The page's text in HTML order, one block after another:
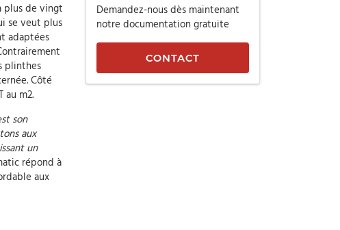
plus de vingt
se veut plus
adaptées
plinthes
Côté
au m2.
son
aux
un
répond à
aux
Demandez-nous dès maintenant
notre documentation gratuite
CONTACT